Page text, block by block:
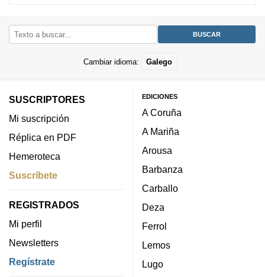
Cambiar idioma: Galego
SUSCRIPTORES
Mi suscripción
Réplica en PDF
Hemeroteca
Suscríbete
REGISTRADOS
Mi perfil
Newsletters
Regístrate
EDICIONES
A Coruña
A Mariña
Arousa
Barbanza
Carballo
Deza
Ferrol
Lemos
Lugo